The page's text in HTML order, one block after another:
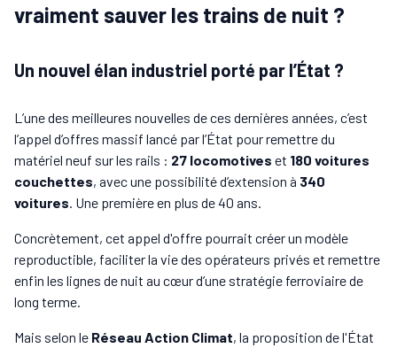
vraiment sauver les trains de nuit ?
Un nouvel élan industriel porté par l’État ?
L’une des meilleures nouvelles de ces dernières années, c’est
l’appel d’offres massif lancé par l’État pour remettre du
matériel neuf sur les rails : 27 locomotives et 180 voitures
couchettes, avec une possibilité d’extension à 340
voitures . Une première en plus de 40 ans.
Concrètement, cet appel d'offre pourrait créer un modèle
reproductible, faciliter la vie des opérateurs privés et remettre
enfin les lignes de nuit au cœur d’une stratégie ferroviaire de
long terme.
Mais selon le Réseau Action Climat, la proposition de l'État